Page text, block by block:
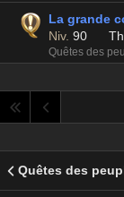
La grande
Niv. 90
Quêtes des
Quêtes des